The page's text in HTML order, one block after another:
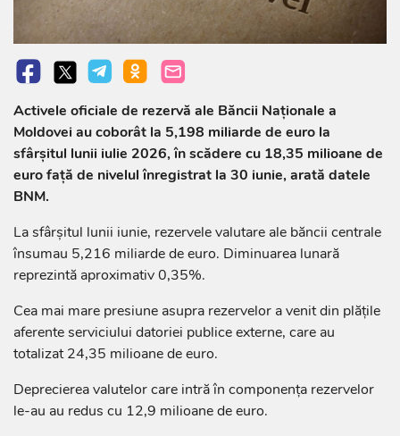
Activele oficiale de rezervă ale Băncii Naționale a
Moldovei au coborât la 5,198 miliarde de euro la
sfârșitul lunii iulie 2026, în scădere cu 18,35 milioane de
euro față de nivelul înregistrat la 30 iunie, arată datele
BNM.
La sfârșitul lunii iunie, rezervele valutare ale băncii centrale
însumau 5,216 miliarde de euro. Diminuarea lunară
reprezintă aproximativ 0,35%.
Cea mai mare presiune asupra rezervelor a venit din plățile
aferente serviciului datoriei publice externe, care au
totalizat 24,35 milioane de euro.
Deprecierea valutelor care intră în componența rezervelor
le-au au redus cu 12,9 milioane de euro.